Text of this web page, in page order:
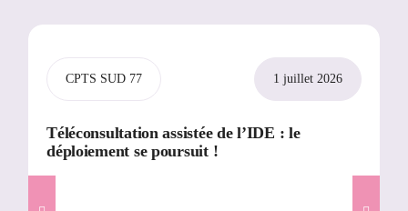
CPTS SUD 77 1 juillet 2026
Téléconsultation assistée de l’IDE : le
déploiement se poursuit !